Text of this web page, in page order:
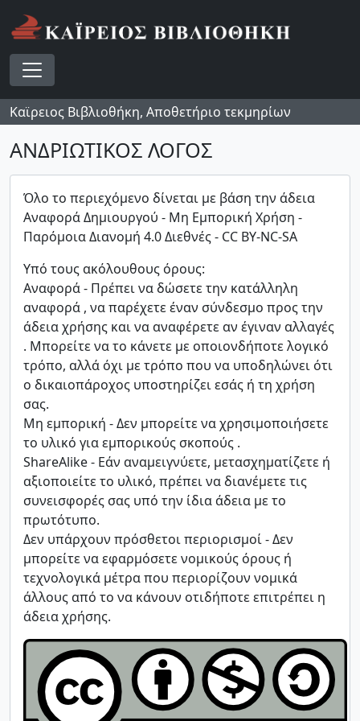
Skip to main content
Toggle navigation
Καϊρειος Βιβλιοθήκη, Αποθετήριο τεκμηρίων
ΑΝΔΡΙΩΤΙΚΟΣ ΛΟΓΟΣ
Όλο το περιεχόμενο δίνεται με βάση την άδεια
Αναφορά Δημιουργού - Μη Εμπορική Χρήση -
Παρόμοια Διανομή 4.0 Διεθνές - CC BY-NC-SA
Υπό τους ακόλουθους όρους:
Αναφορά - Πρέπει να δώσετε την κατάλληλη
αναφορά , να παρέχετε έναν σύνδεσμο προς την
άδεια χρήσης και να αναφέρετε αν έγιναν αλλαγές
. Μπορείτε να το κάνετε με οποιονδήποτε λογικό
τρόπο, αλλά όχι με τρόπο που να υποδηλώνει ότι
ο δικαιοπάροχος υποστηρίζει εσάς ή τη χρήση
σας.
Μη εμπορική - Δεν μπορείτε να χρησιμοποιήσετε
το υλικό για εμπορικούς σκοπούς .
ShareAlike - Εάν αναμειγνύετε, μετασχηματίζετε ή
αξιοποιείτε το υλικό, πρέπει να διανέμετε τις
συνεισφορές σας υπό την ίδια άδεια με το
πρωτότυπο.
Δεν υπάρχουν πρόσθετοι περιορισμοί - Δεν
μπορείτε να εφαρμόσετε νομικούς όρους ή
τεχνολογικά μέτρα που περιορίζουν νομικά
άλλους από το να κάνουν οτιδήποτε επιτρέπει η
άδεια χρήσης.